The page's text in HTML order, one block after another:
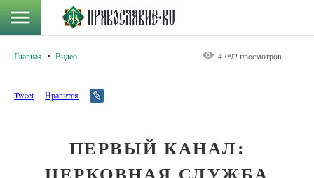
Главная Видео 4 092 просмотров
Tweet Нравится
ПЕРВЫЙ КАНАЛ: